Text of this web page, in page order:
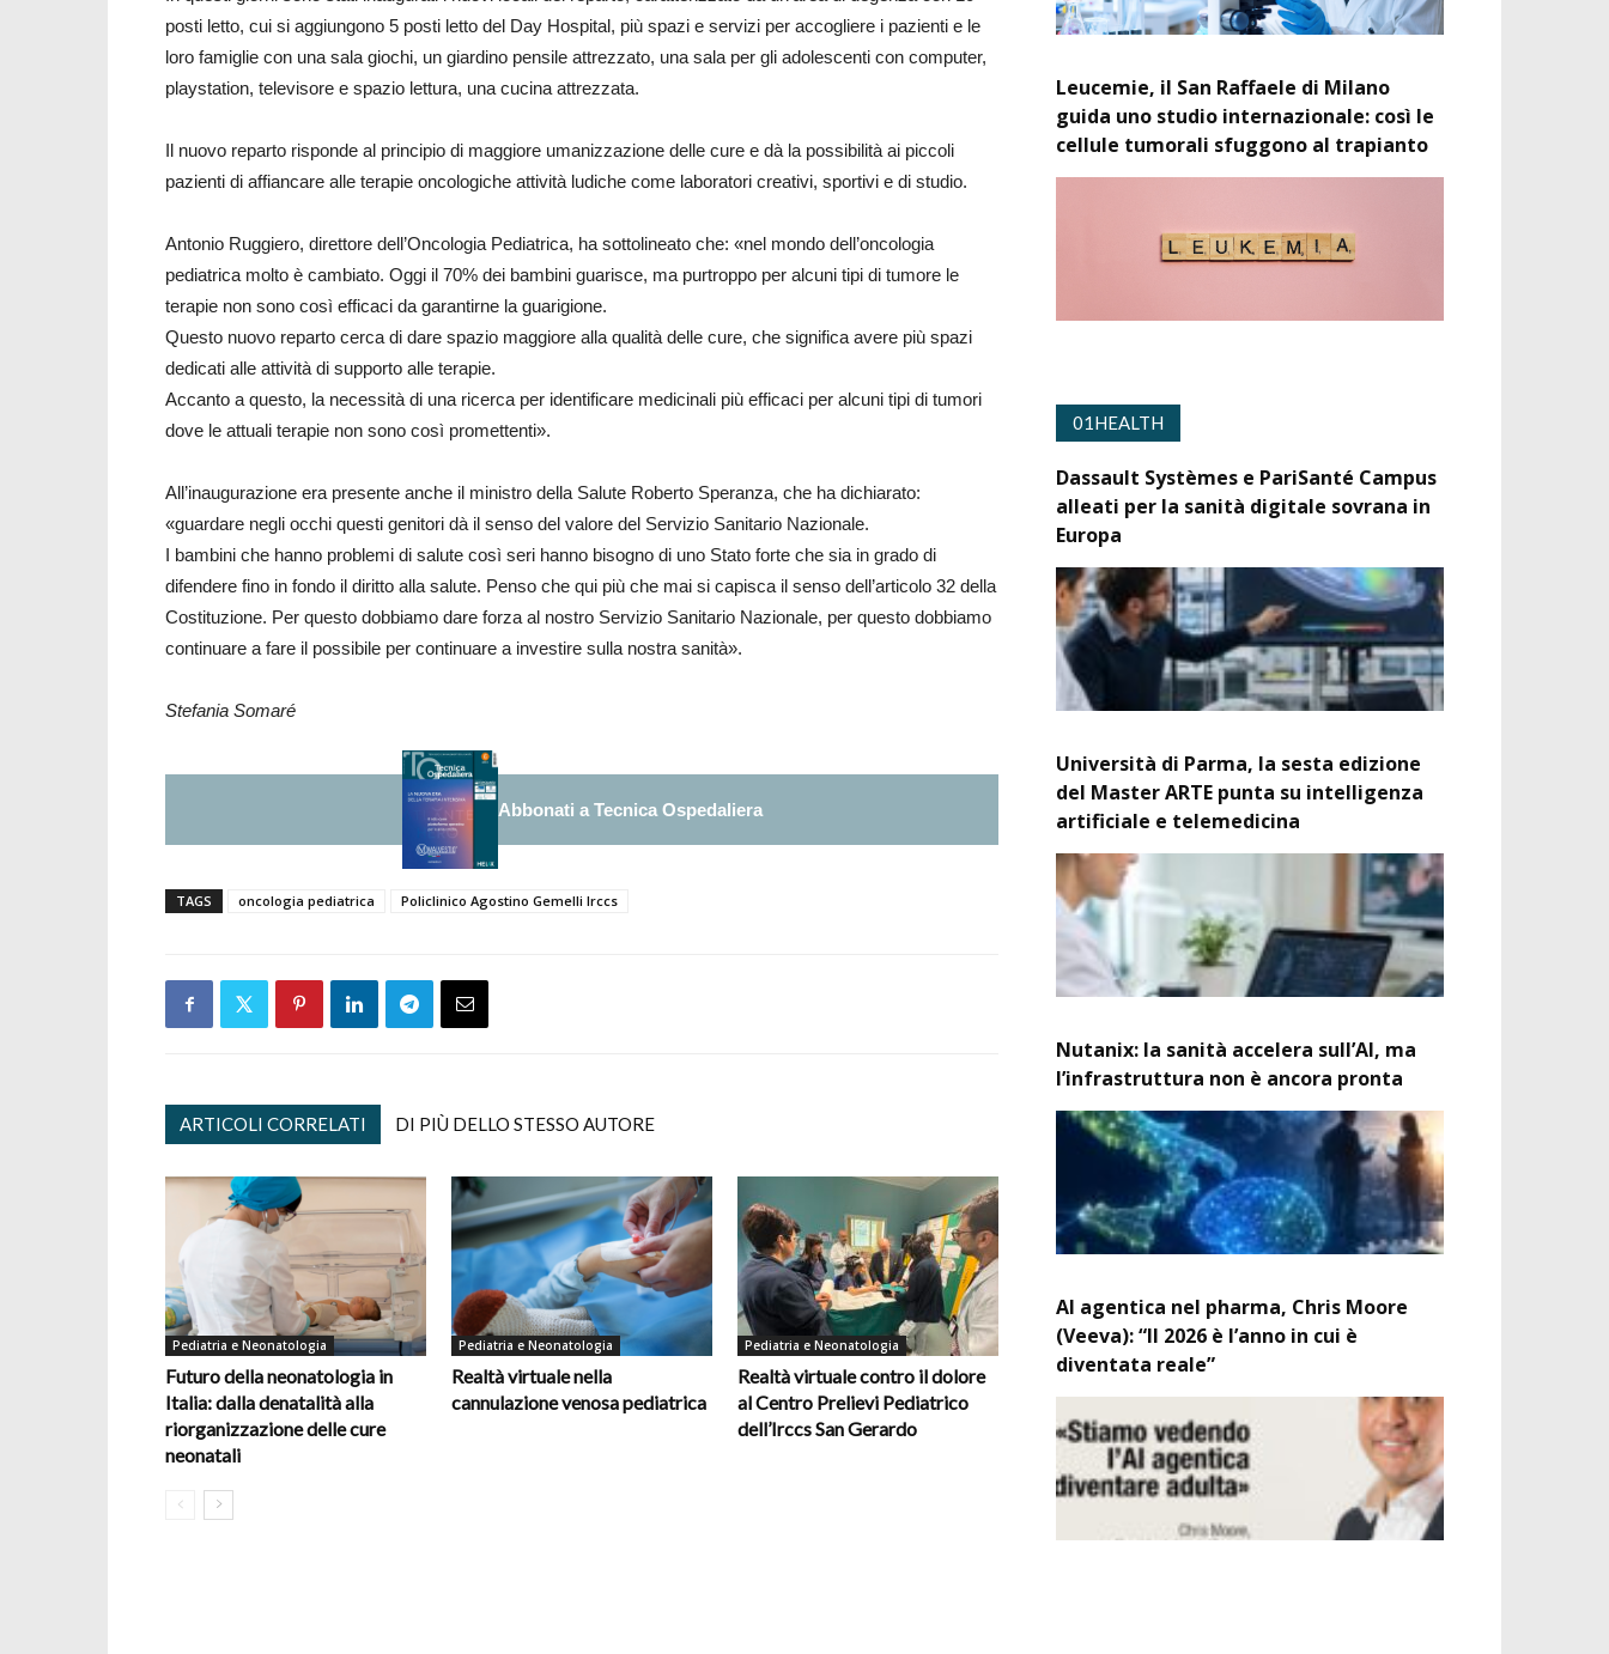
posti letto, cui si aggiungono 5 posti letto del Day Hospital, più spazi e servizi per accogliere i pazienti e le
loro famiglie con una sala giochi, un giardino pensile attrezzato, una sala per gli adolescenti con computer,
playstation, televisore e spazio lettura, una cucina attrezzata.
Il nuovo reparto risponde al principio di maggiore umanizzazione delle cure e dà la possibilità ai piccoli
pazienti di affiancare alle terapie oncologiche attività ludiche come laboratori creativi, sportivi e di studio.
Antonio Ruggiero, direttore dell’Oncologia Pediatrica, ha sottolineato che: «nel mondo dell’oncologia
pediatrica molto è cambiato. Oggi il 70% dei bambini guarisce, ma purtroppo per alcuni tipi di tumore le
terapie non sono così efficaci da garantirne la guarigione.
Questo nuovo reparto cerca di dare spazio maggiore alla qualità delle cure, che significa avere più spazi
dedicati alle attività di supporto alle terapie.
Accanto a questo, la necessità di una ricerca per identificare medicinali più efficaci per alcuni tipi di tumori
dove le attuali terapie non sono così promettenti».
All’inaugurazione era presente anche il ministro della Salute Roberto Speranza, che ha dichiarato:
«guardare negli occhi questi genitori dà il senso del valore del Servizio Sanitario Nazionale.
I bambini che hanno problemi di salute così seri hanno bisogno di uno Stato forte che sia in grado di
difendere fino in fondo il diritto alla salute. Penso che qui più che mai si capisca il senso dell’articolo 32 della
Costituzione. Per questo dobbiamo dare forza al nostro Servizio Sanitario Nazionale, per questo dobbiamo
continuare a fare il possibile per continuare a investire sulla nostra sanità».
Stefania Somaré
Abbonati a Tecnica Ospedaliera
TAGS oncologia pediatrica Policlinico Agostino Gemelli Irccs
ARTICOLI CORRELATI DI PIÙ DELLO STESSO AUTORE
Pediatria e Neonatologia
Futuro della neonatologia in
Italia: dalla denatalità alla
riorganizzazione delle cure
neonatali
Pediatria e Neonatologia
Realtà virtuale nella
cannulazione venosa pediatrica
Pediatria e Neonatologia
Realtà virtuale contro il dolore
al Centro Prelievi Pediatrico
dell’Irccs San Gerardo
Leucemie, il San Raffaele di Milano
guida uno studio internazionale: così le
cellule tumorali sfuggono al trapianto
01HEALTH
Dassault Systèmes e PariSanté Campus
alleati per la sanità digitale sovrana in
Europa
Università di Parma, la sesta edizione
del Master ARTE punta su intelligenza
artificiale e telemedicina
Nutanix: la sanità accelera sull’AI, ma
l’infrastruttura non è ancora pronta
AI agentica nel pharma, Chris Moore
(Veeva): “Il 2026 è l’anno in cui è
diventata reale”